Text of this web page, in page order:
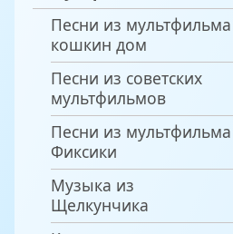
Песни из мультфильма
кошкин дом
Песни из советских
мультфильмов
Песни из мультфильма
Фиксики
Музыка из
Щелкунчика